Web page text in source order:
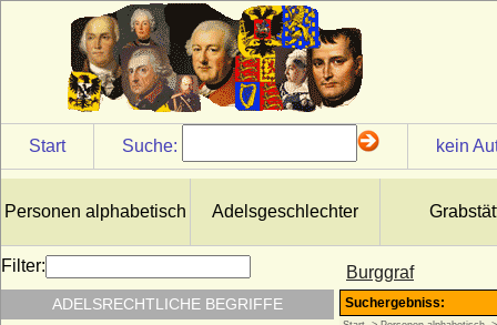
Start Suche: kein
Personen alphabetisch Adelsgeschlechter
Burggraf
Filter:
ADELSRECHTLICHE BEGRIFFE